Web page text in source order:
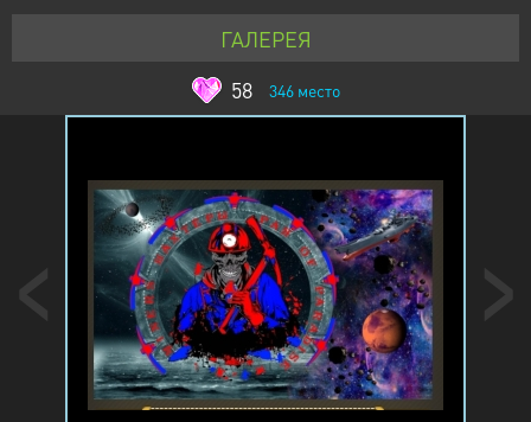
ГАЛЕРЕЯ
58
346место